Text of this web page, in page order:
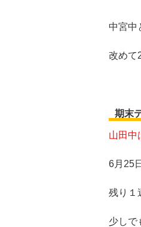
中宮中
改めて
期末
山田中
6月25
残り１
少しで